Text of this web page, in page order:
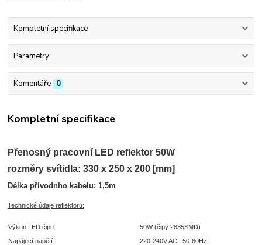
Kompletní specifikace
Parametry
Komentáře 0
Kompletní specifikace
Přenosný pracovní LED reflektor 50W
rozměry svítidla:330 x 250 x 200 [mm]
Délka přívodnho kabelu: 1,5m
Technické údaje reflektoru:
Výkon LED čipu:
50W (čipy 2835SMD)
Napájecí napětí:
220-240V AC 50-60Hz